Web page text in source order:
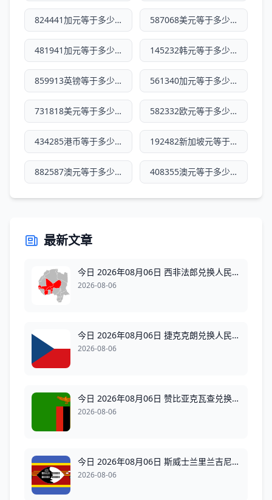
824441加元等于多少人民币 587068美元等于多少人民币
481941加元等于多少人民币 145232韩元等于多少人民币
859913英镑等于多少人民币 561340加元等于多少人民币
731818美元等于多少人民币 582332欧元等于多少人民币
434285港币等于多少人民币 192482新加坡元等于多少人民币
882587澳元等于多少人民币 408355澳元等于多少人民币
最新文章
今日 2026年08月06日 西非法郎兑换人民币最新汇率换算行情
2026-08-06
今日 2026年08月06日 捷克克朗兑换人民币最新汇率换算行情
2026-08-06
今日 2026年08月06日 赞比亚克瓦查兑换人民币最新汇率换算行情
2026-08-06
今日 2026年08月06日 斯威士兰里兰吉尼兑换人民币最新汇率换算行情
2026-08-06